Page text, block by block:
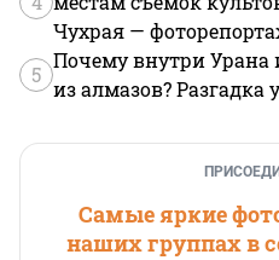
Чухрая —
5
Почему внутри Урана
из алмазов?
Самые яркие
наших группах в